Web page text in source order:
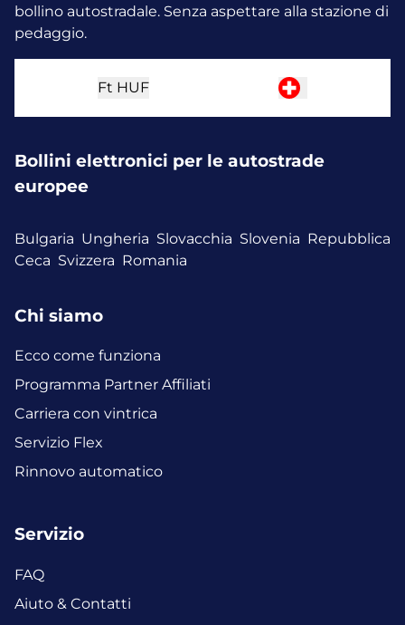
bollino autostradale. Senza aspettare alla stazione di
pedaggio.
Ft HUF
Bollini elettronici per le autostrade
europee
Bulgaria Ungheria Slovacchia Slovenia Repubblica
Ceca Svizzera Romania
Chi siamo
Ecco come funziona
Programma Partner Affiliati
Carriera con vintrica
Servizio Flex
Rinnovo automatico
Servizio
FAQ
Aiuto & Contatti